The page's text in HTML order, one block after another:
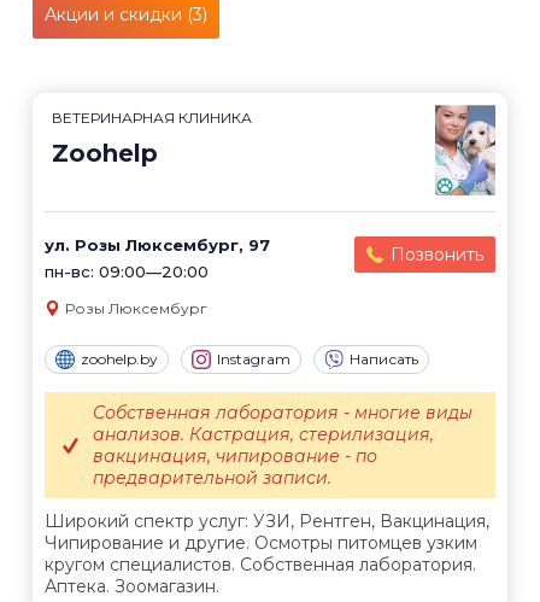
Акции и скидки (3)
ВЕТЕРИНАРНАЯ КЛИНИКА
Zoohelp
ул. Розы Люксембург, 97
пн-вс: 09:00—20:00
Позвонить
Розы Люксембург
zoohelp.by Instagram Написать
Широкий спектр услуг: УЗИ, Рентген, Вакцинация,
Чипирование и другие. Осмотры питомцев узким
кругом специалистов. Собственная лаборатория.
Аптека. Зоомагазин.
Собственная лаборатория - многие виды
анализов. Кастрация, стерилизация,
вакцинация, чипирование - по
предварительной записи.